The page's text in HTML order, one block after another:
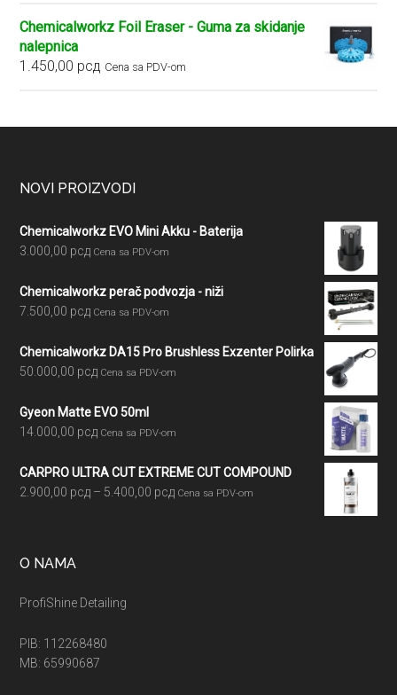
Chemicalworkz Foil Eraser - Guma za skidanje
nalepnica
1.450,00 рсд Cena sa PDV-om
Footer
NOVI PROIZVODI
Chemicalworkz EVO Mini Akku - Baterija
3.000,00 рсд Cena sa PDV-om
Chemicalworkz perač podvozja - niži
7.500,00 рсд Cena sa PDV-om
Chemicalworkz DA15 Pro Brushless Exzenter Polirka
50.000,00 рсд Cena sa PDV-om
Gyeon Matte EVO 50ml
14.000,00 рсд Cena sa PDV-om
CARPRO ULTRA CUT EXTREME CUT COMPOUND
2.900,00 рсд – 5.400,00 рсдRaspon
Cena sa PDV-om
O NAMA
ProfiShine Detailing
PIB: 112268480
MB: 65990687